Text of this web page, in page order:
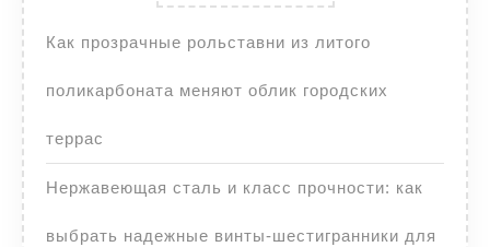
Как прозрачные рольставни из литого
поликарбоната меняют облик городских
террас
Нержавеющая сталь и класс прочности: как
выбрать надежные винты-шестигранники для